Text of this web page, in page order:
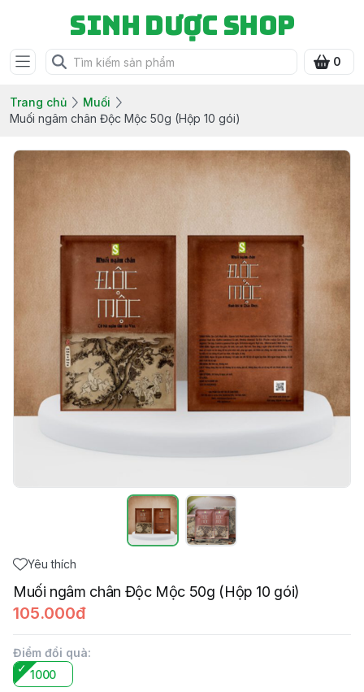
Sinh Dược Shop
0
Trang chủ
Muối
Muối ngâm chân Độc Mộc 50g (Hộp 10 gói)
Yêu thích
Muối ngâm chân Độc Mộc 50g (Hộp 10 gói)
105.000đ
Điểm đổi quà:
1000